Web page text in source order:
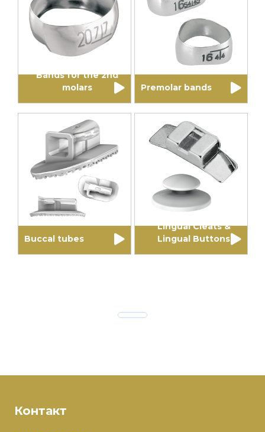
Bands for the 2nd
molars
Premolar bands
Buccal tubes
Lingual Cleats &
Lingual Buttons
Контакт